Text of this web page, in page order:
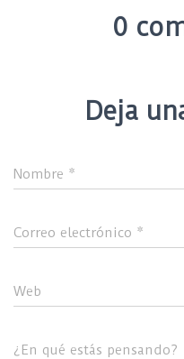
0
Deja
Nombre *
Correo electrónico *
Web
¿En qué estás pensando?